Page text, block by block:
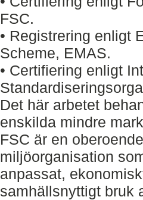
FSC.
• Registrering enligt
Scheme, EMAS.
• Certifiering enligt
Det här arbetet
enskilda mindre
FSC är en
miljöorganisation
anpassat,
samhällsnyttigt bruk